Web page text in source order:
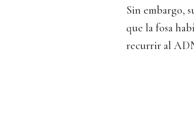
Sin embargo,
que la fosa
recurrir al